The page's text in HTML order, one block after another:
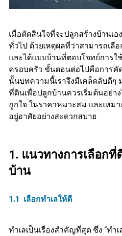
เมื่อตัดสินใจที่จะปลูกสร้างบ้านเ
ทั่วไป ด้วยเหตุผลที่ว่าสามารถเ
และได้แบบบ้านที่ตอบโจทย์การใ
ครอบครัว ขั้นตอนต่อไปคือการคั
นั้นบทความนี้เราจึงมีเคล็ดลับดีๆ
ที่ดินเพื่อปลูกบ้านควรเริ่มต้นอย่า
ถูกใจ ในราคาหมาะสม และเหม
อยู่อาศัยอย่างสะดวกสบาย
1. แนวทางการเลือกที่
บ้าน
1.1 เลือกทำเลให้ดี
ทำเลเป็นเรื่องสำคัญที่สุด ซึ่ง “ทำ